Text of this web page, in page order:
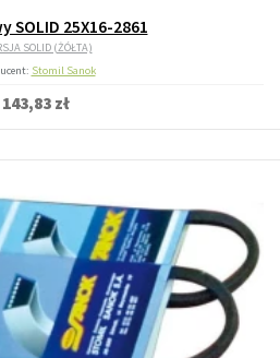
SOLID 25X16-2861
SOLID (ŻÓŁTA)
Stomil Sanok
143,83 zł